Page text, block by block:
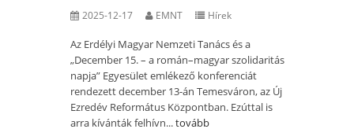
2025-12-17 EMNT Hírek
Az Erdélyi Magyar Nemzeti Tanács és a
„December 15. – a román–magyar szolidaritás
napja” Egyesület emlékező konferenciát
rendezett december 13-án Temesváron, az Új
Ezredév Református Központban. Ezúttal is
arra kívánták felhívn...tovább